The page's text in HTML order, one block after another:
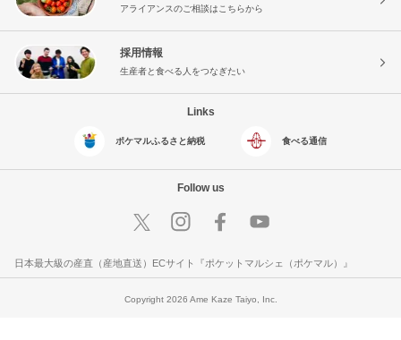
アライアンスのご相談はこちらから
採用情報
生産者と食べる人をつなぎたい
Links
ポケマルふるさと納税 食べる通信
Follow us
日本最大級の産直（産地直送）ECサイト『ポケットマルシェ（ポケマル）』
Copyright 2026 Ame Kaze Taiyo, Inc.